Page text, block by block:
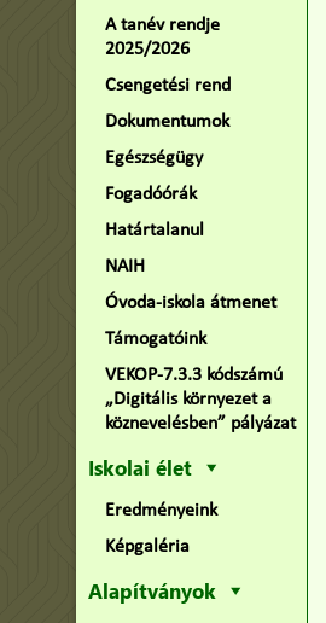
A tanév rendje
2025/2026
Csengetési rend
Dokumentumok
Egészségügy
Fogadóórák
Határtalanul
NAIH
Óvoda-iskola átmenet
Támogatóink
VEKOP-7.3.3 kódszámú
„Digitális környezet a
köznevelésben” pályázat
Iskolai élet
Eredményeink
Képgaléria
Alapítványok